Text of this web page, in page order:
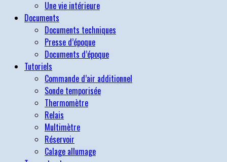
Une vie intérieure
Documents
Documents techniques
Presse d’époque
Documents d’époque
Tutoriels
Commande d’air additionnel
Sonde temporisée
Thermomètre
Relais
Multimètre
Réservoir
Calage allumage